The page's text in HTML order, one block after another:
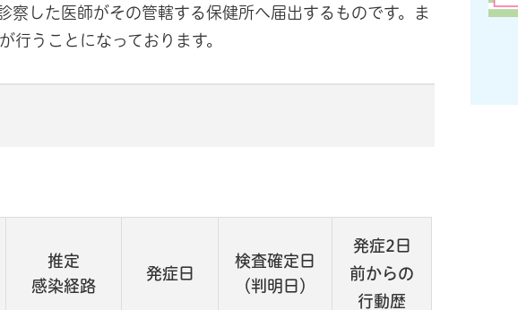
察した医師がその管轄する保健所へ届出するものです。ま
行うことになっております。
推定
感染経路
発症日
検査確定日
（判明日）
発症2日
前からの
行動歴